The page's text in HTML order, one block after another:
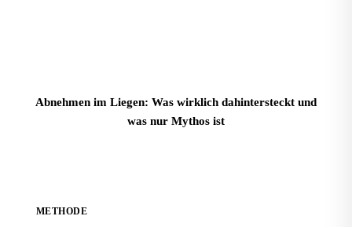
Abnehmen im Liegen: Was wirklich dahintersteckt und
was nur Mythos ist
METHODE